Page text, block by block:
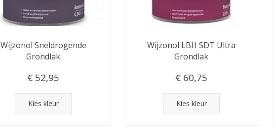
Wijzonol Sneldrogende
Grondlak
€ 52,95
Kies kleur
Wijzonol LBH SDT Ultra
Grondlak
€ 60,75
Kies kleur